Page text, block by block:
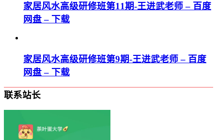
家居风水高级研修班第11期-王进武老师 – 百度
网盘 – 下载
家居风水高级研修班第9期-王进武老师 – 百度
网盘 – 下载
联系站长